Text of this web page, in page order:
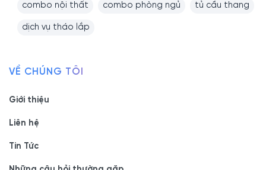
combo nội thất combo phòng ngủ tủ cầu thang
dịch vụ tháo lắp
VỀ CHÚNG TÔI
Giới thiệu
Liên hệ
Tin Tức